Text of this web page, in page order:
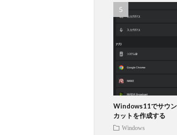
Windows11でサウン
カットを作成する
Windows